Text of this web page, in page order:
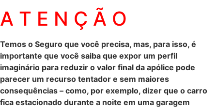
A T E N Ç Ã O
Temos o Seguro que você precisa, mas, para isso, é
importante que você saiba que expor um perfil
imaginário para reduzir o valor final da apólice pode
parecer um recurso tentador e sem maiores
consequências – como, por exemplo, dizer que o carro
fica estacionado durante a noite em uma garagem